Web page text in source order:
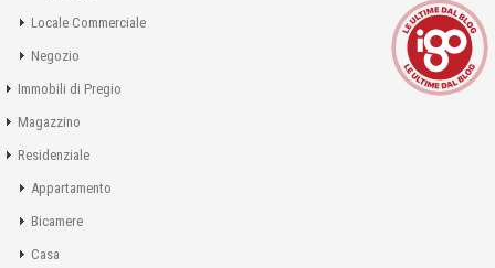
Locale Commerciale
Negozio
Immobili di Pregio
Magazzino
Residenziale
Appartamento
Bicamere
Casa